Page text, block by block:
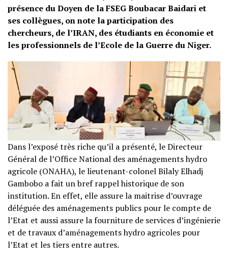
présence du Doyen de la FSEG Boubacar Baidari et
ses collègues, on note la participation des
chercheurs, de l’IRAN, des étudiants en économie et
les professionnels de l’Ecole de la Guerre du Niger.
Dans l’exposé très riche qu’il a présenté, le Directeur
Général de l’Office National des aménagements hydro
agricole (ONAHA), le lieutenant-colonel Bilaly Elhadj
Gambobo a fait un bref rappel historique de son
institution. En effet, elle assure la maitrise d’ouvrage
déléguée des aménagements publics pour le compte de
l’Etat et aussi assure la fourniture de services d’ingénierie
et de travaux d’aménagements hydro agricoles pour
l’Etat et les tiers entre autres.